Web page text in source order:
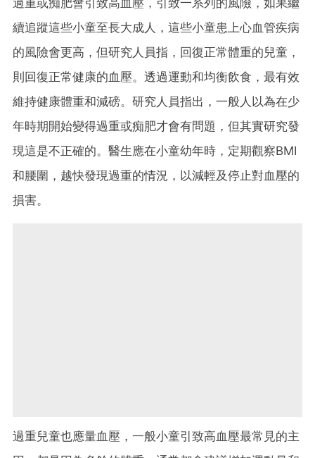
過重或痴肥會引致高血壓，引致一系列的風險，如果繼
續追蹤這些小童至長大成人，這些小童患上心血管疾病
的風險會更高，但研究人員指，回復正常體重的兒童，
則回復正常健康的血壓。透過運動和均衡飲食，最有效
維持健康體重和減磅。研究人員指出，一般人以為在少
年時期開始變得過重或痴肥才會有問題，但其實研究發
現這是不正確的。醫生應在小童幼年時，定期觀察BMI
和腰圍，越快發現過重的情況，以減輕及停止對血壓的
損害。
過重兒童也應量血壓，一般小童引致高血壓最常見的主